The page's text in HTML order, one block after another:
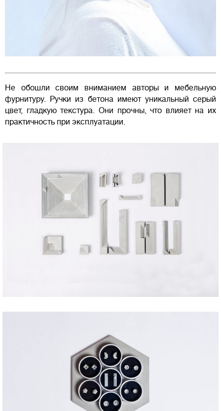
Не обошли своим вниманием авторы и мебельную
фурнитуру. Ручки из бетона имеют уникальный серый
цвет, гладкую текстура. Они прочны, что влияет на их
практичность при эксплуатации.